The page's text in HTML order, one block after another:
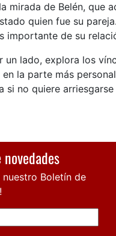
mirada de Belén, que
quien fue su
de su
lado, explora los
la parte más
si no quiere
nuestro Boletín de